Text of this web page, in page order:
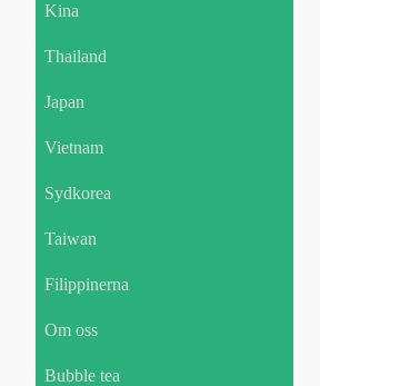
Kina
Thailand
Japan
Vietnam
Sydkorea
Taiwan
Filippinerna
Om oss
Bubble tea